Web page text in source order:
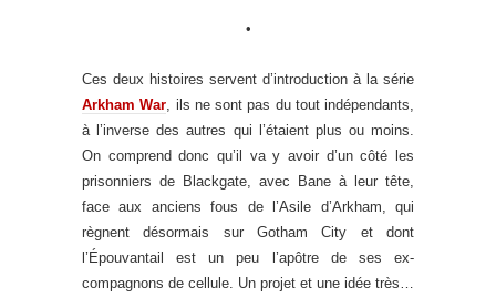
•
Ces deux histoires servent d’introduction à la série
Arkham War, ils ne sont pas du tout indépendants,
à l’inverse des autres qui l’étaient plus ou moins.
On comprend donc qu’il va y avoir d’un côté les
prisonniers de Blackgate, avec Bane à leur tête,
face aux anciens fous de l’Asile d’Arkham, qui
règnent désormais sur Gotham City et dont
l’Épouvantail est un peu l’apôtre de ses ex-
compagnons de cellule. Un projet et une idée très…